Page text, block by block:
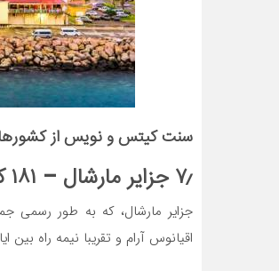
سنت کیتس و نویس از
۷٫ جزایر مارشال – ۱۸۱ کیلومتر مربع
جزایر مارشال، که به طور رسمی
اقیانوس آرام و تقریبا نیمه راه